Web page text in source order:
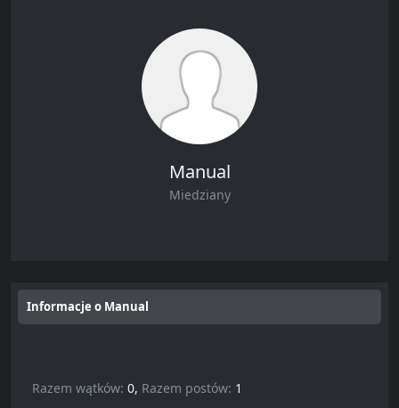
Manual
Miedziany
Informacje o Manual
Razem wątków: 0, Razem postów: 1